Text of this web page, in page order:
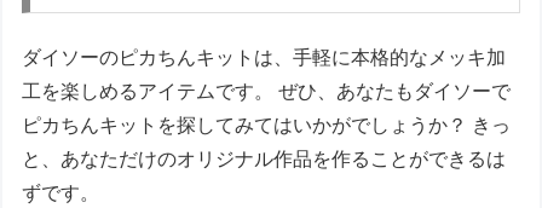
ダイソーのピカちんキットは、手軽に本格的なメッキ加
工を楽しめるアイテムです。 ぜひ、あなたもダイソーで
ピカちんキットを探してみてはいかがでしょうか？ きっ
と、あなただけのオリジナル作品を作ることができるは
ずです。